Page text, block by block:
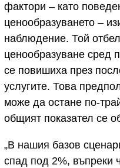
фактори – като
ценообразуването –
наблюдение. Той
ценообразуване сред
се повишиха през
услугите. Това
може да остане по-
общият показател се
„В нашия базов
спад под 2%, въпреки